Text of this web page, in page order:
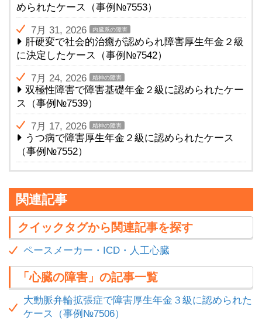
められたケース（事例№7553）
7月 31, 2026 内臓系の障害
肝硬変で社会的治癒が認められ障害厚生年金２級
に決定したケース（事例№7542）
7月 24, 2026 精神の障害
双極性障害で障害基礎年金２級に認められたケー
ス（事例№7539）
7月 17, 2026 精神の障害
うつ病で障害厚生年金２級に認められたケース
（事例№7552）
関連記事
クイックタグから関連記事を探す
ペースメーカー・ICD・人工心臓
「心臓の障害」の記事一覧
大動脈弁輪拡張症で障害厚生年金３級に認められた
ケース（事例№7506）